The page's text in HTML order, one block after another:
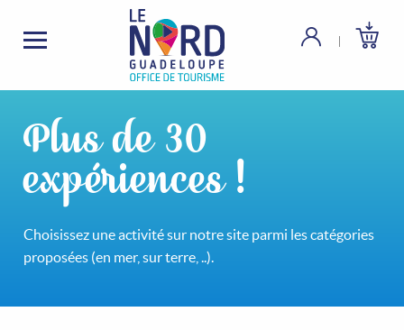
Plus de 30
expériences !
Choisissez une activité sur notre site parmi les catégories
proposées (en mer, sur terre, ..).